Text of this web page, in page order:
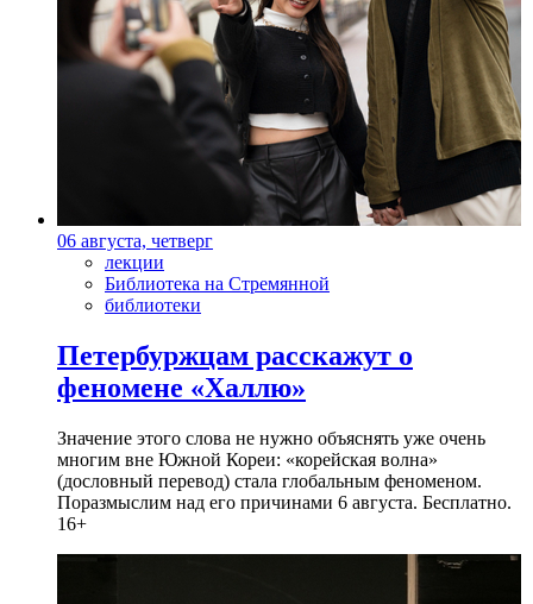
06 августа, четверг
лекции
Библиотека на Стремянной
библиотеки
Петербуржцам расскажут о
феномене «Халлю»
Значение этого слова не нужно объяснять уже очень
многим вне Южной Кореи: «корейская волна»
(дословный перевод) стала глобальным феноменом.
Поразмыслим над его причинами 6 августа. Бесплатно.
16+